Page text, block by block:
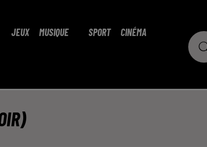
JEUX MUSIQUE SPORT CINÉMA